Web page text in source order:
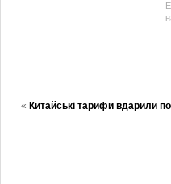
« Китайські тарифи вдарили